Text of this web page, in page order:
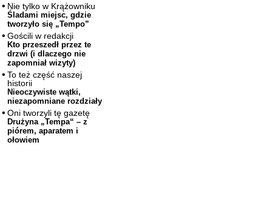
Nie tylko w Krążowniku
Śladami miejsc, gdzie
tworzyło się „Tempo”
Gościli w redakcji
Kto przeszedł przez te
drzwi (i dlaczego nie
zapomniał wizyty)
To też część naszej
historii
Nieoczywiste wątki,
niezapomniane rozdziały
Oni tworzyli tę gazetę
Drużyna „Tempa“ – z
piórem, aparatem i
ołowiem